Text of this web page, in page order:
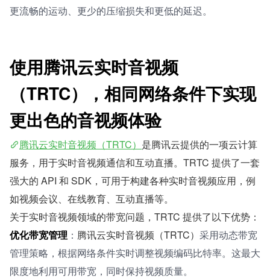
更流畅的运动、更少的压缩损失和更低的延迟。
使用腾讯云实时音视频
（TRTC），相同网络条件下实现
更出色的音视频体验
腾讯云实时音视频（TRTC） 是腾讯云提供的一项云计算
服务，用于实时音视频通信和互动直播。TRTC 提供了一套
强大的 API 和 SDK，可用于构建各种实时音视频应用，例
如视频会议、在线教育、互动直播等。
关于实时音视频领域的带宽问题，TRTC 提供了以下优势：
优化带宽管理 ： 腾讯云实时音视频（TRTC） 采用动态带宽
管理策略，根据网络条件实时调整视频编码比特率。这最大
限度地利用可用带宽，同时保持视频质量。